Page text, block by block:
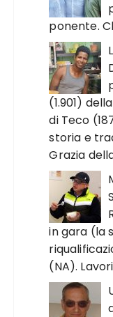
ponente.
(1.901)
di Teco
storia e
Grazia
in gara (la
(NA).